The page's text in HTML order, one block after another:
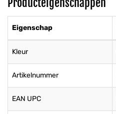
Producteigenschappen
Eigenschap
Kleur
Artikelnummer
EAN UPC